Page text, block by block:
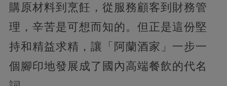
購原材料到烹飪，從服務顧客到財務管
理，辛苦是可想而知的。但正是這份堅
持和精益求精，讓「阿蘭酒家」一步一
個腳印地發展成了國內高端餐飲的代名